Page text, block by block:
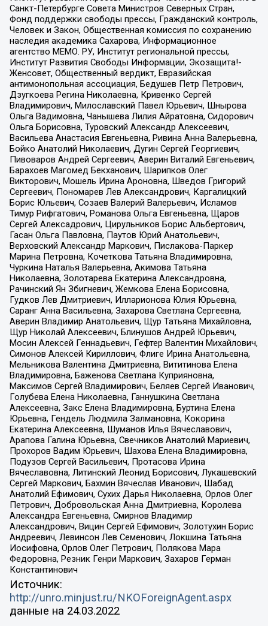
Санкт-Петербурге Совета Министров Северных Стран,
Фонд поддержки свободы прессы, Гражданский контроль,
Человек и Закон, Общественная комиссия по сохранению
наследия академика Сахарова, Информационное
агентство МЕМО. РУ, Институт региональной прессы,
Институт Развития Свободы Информации, Экозащита!-
Женсовет, Общественный вердикт, Евразийская
антимонопольная ассоциация, Бедушев Петр Петрович,
Дзугкоева Регина Николаевна, Кривенко Сергей
Владимирович, Милославский Павел Юрьевич, Шнырова
Ольга Вадимовна, Чанышева Лилия Айратовна, Сидорович
Ольга Борисовна, Туровский Александр Алексеевич,
Васильева Анастасия Евгеньевна, Ривина Анна Валерьевна,
Бойко Анатолий Николаевич, Дугин Сергей Георгиевич,
Пивоваров Андрей Сергеевич, Аверин Виталий Евгеньевич,
Барахоев Магомед Бекханович, Шарипков Олег
Викторович, Мошель Ирина Ароновна, Шведов Григорий
Сергеевич, Пономарев Лев Александрович, Каргалицкий
Борис Юльевич, Созаев Валерий Валерьевич, Исламов
Тимур Рифгатович, Романова Ольга Евгеньевна, Щаров
Сергей Алексадрович, Цирульников Борис Альбертович,
Гасан Ольга Павловна, Паутов Юрий Анатольевич,
Верховский Александр Маркович, Пислакова-Паркер
Марина Петровна, Кочеткова Татьяна Владимировна,
Чуркина Наталья Валерьевна, Акимова Татьяна
Николаевна, Золотарева Екатерина Александровна,
Рачинский Ян Збигневич, Жемкова Елена Борисовна,
Гудков Лев Дмитриевич, Илларионова Юлия Юрьевна,
Саранг Анна Васильевна, Захарова Светлана Сергеевна,
Аверин Владимир Анатольевич, Щур Татьяна Михайловна,
Щур Николай Алексеевич, Блинушов Андрей Юрьевич,
Мосин Алексей Геннадьевич, Гефтер Валентин Михайлович,
Симонов Алексей Кириллович, Флиге Ирина Анатольевна,
Мельникова Валентина Дмитриевна, Вититинова Елена
Владимировна, Баженова Светлана Куприяновна,
Максимов Сергей Владимирович, Беляев Сергей Иванович,
Голубева Елена Николаевна, Ганнушкина Светлана
Алексеевна, Закс Елена Владимировна, Буртина Елена
Юрьевна, Гендель Людмила Залмановна, Кокорина
Екатерина Алексеевна, Шуманов Илья Вячеславович,
Арапова Галина Юрьевна, Свечников Анатолий Мариевич,
Прохоров Вадим Юрьевич, Шахова Елена Владимировна,
Подузов Сергей Васильевич, Протасова Ирина
Вячеславовна, Литинский Леонид Борисович, Лукашевский
Сергей Маркович, Бахмин Вячеслав Иванович, Шабад
Анатолий Ефимович, Сухих Дарья Николаевна, Орлов Олег
Петрович, Добровольская Анна Дмитриевна, Королева
Александра Евгеньевна, Смирнов Владимир
Александрович, Вицин Сергей Ефимович, Золотухин Борис
Андреевич, Левинсон Лев Семенович, Локшина Татьяна
Иосифовна, Орлов Олег Петрович, Полякова Мара
Федоровна, Резник Генри Маркович, Захаров Герман
Константинович
Источник:
http://unro.minjust.ru/NKOForeignAgent.aspx
данные на 24.03.2022